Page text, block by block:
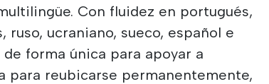
Con fluidez en portugués,
ruso, ucraniano, sueco, español e
forma única para apoyar a
para reubicarse permanentemente,